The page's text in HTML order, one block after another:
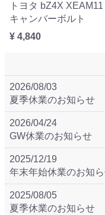
トヨタ bZ4X
キャンバーボルト
¥ 4,840
2026/08/03
夏季休業のお知らせ
2026/04/24
GW休業のお知らせ
2025/12/19
年末年始休業のお知
2025/08/05
夏季休業のお知らせ